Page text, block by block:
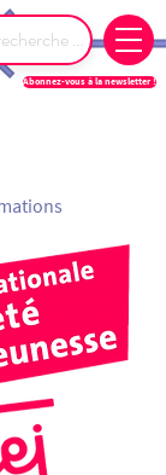
Abonnez-vous à la newsletter !